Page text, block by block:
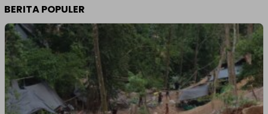
BERITA POPULER